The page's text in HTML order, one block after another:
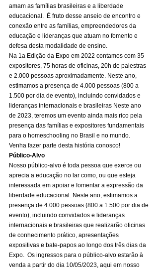
amam as famílias brasileiras e a liberdade
educacional.  É fruto desse anseio de encontro e
conexão entre as famílias, empreendedores da
educação e lideranças que atuam no fomento e
defesa desta modalidade de ensino.
Na 1a Edição da Expo em 2022 contamos com 35
expositores, 75 horas de oficinas, 20h de palestras
e 2.000 pessoas aproximadamente. Neste ano,
estimamos a presença de 4.000 pessoas (800 a
1.500 por dia de evento), incluindo convidados e
lideranças internacionais e brasileiras Neste ano
de 2023, teremos um evento ainda mais rico pela
presença das famílias e expositores fundamentais
para o homeschooling no Brasil e no mundo.
Venha fazer parte desta história conosco!
Público-Alvo
Nosso público-alvo é toda pessoa que exerce ou
aprecia a educação no lar como, ou que esteja
interessada em apoiar e fomentar a expressão da
liberdade educacional. Neste ano, estimamos a
presença de 4.000 pessoas (800 a 1.500 por dia de
evento), incluindo convidados e lideranças
internacionais e brasileiras que realizarão oficinas
de conhecimento prático, apresentações
expositivas e bate-papos ao longo dos três dias da
Expo.  Os ingressos para o público-alvo estarão à
venda a partir do dia 10/05/2023, aqui em nosso